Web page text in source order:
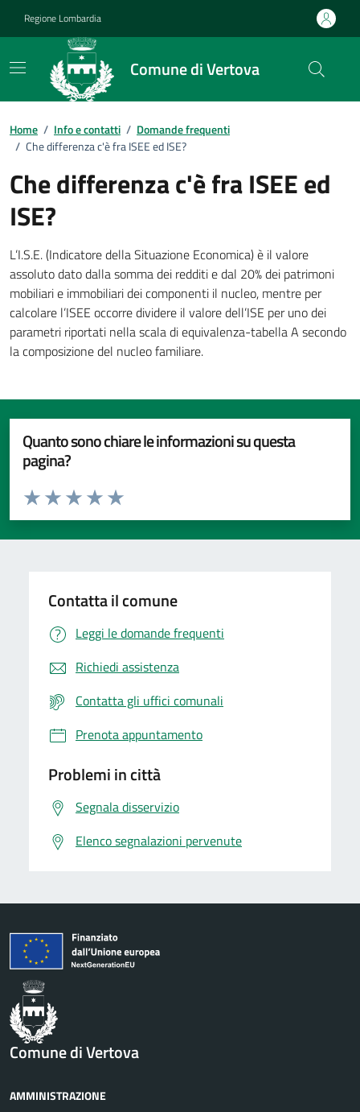
Regione Lombardia
Comune di Vertova
Dettagli FAQ
Home / Info e contatti / Domande frequenti
/ Che differenza c'è fra ISEE ed ISE?
Che differenza c'è fra ISEE ed
ISE?
L’I.S.E. (Indicatore della Situazione Economica) è il valore
assoluto dato dalla somma dei redditi e dal 20% dei patrimoni
mobiliari e immobiliari dei componenti il nucleo, mentre per
calcolare l’ISEE occorre dividere il valore dell’ISE per uno dei
parametri riportati nella scala di equivalenza-tabella A secondo
la composizione del nucleo familiare.
Quanto sono chiare le informazioni su questa
pagina?
Valuta da 1 a 5 stelle la pagina
Valuta 5 stelle su 5
Valuta 4 stelle su 5
Valuta 3 stelle su 5
Valuta 2 stelle su 5
Valuta 1 stelle su 5
Contatta il comune
Leggi le domande frequenti
Richiedi assistenza
Contatta gli uffici comunali
Prenota appuntamento
Problemi in città
Segnala disservizio
Elenco segnalazioni pervenute
Comune di Vertova
AMMINISTRAZIONE